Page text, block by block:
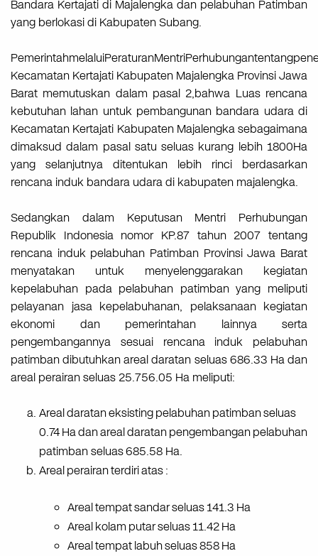
Bandara Kertajati di Majalengka dan pelabuhan Patimban
yang berlokasi di Kabupaten Subang.
Kecamatan Kertajati Kabupaten Majalengka Provinsi Jawa
Barat memutuskan dalam pasal 2,bahwa Luas rencana
kebutuhan lahan untuk pembangunan bandara udara di
Kecamatan Kertajati Kabupaten Majalengka sebagaimana
dimaksud dalam pasal satu seluas kurang lebih 1800Ha
yang selanjutnya ditentukan lebih rinci berdasarkan
rencana induk bandara udara di kabupaten majalengka.
Sedangkan dalam Keputusan Mentri Perhubungan
Republik Indonesia nomor KP.87 tahun 2007 tentang
rencana induk pelabuhan Patimban Provinsi Jawa Barat
menyatakan untuk menyelenggarakan kegiatan
kepelabuhan pada pelabuhan patimban yang meliputi
pelayanan jasa kepelabuhanan, pelaksanaan kegiatan
ekonomi dan pemerintahan lainnya serta
pengembangannya sesuai rencana induk pelabuhan
patimban dibutuhkan areal daratan seluas 686.33 Ha dan
areal perairan seluas 25.756.05 Ha meliputi:
Arealdarataneksistingpelabuhanpatimbanseluas
0.74Hadanarealdaratanpengembanganpelabuhan
patimban seluas685.58 Ha.
Arealperairanterdiriatas:
Arealtempatsandarseluas141.3 Ha
Arealkolam putarseluas11.42Ha
Arealtempatlabuhseluas858Ha